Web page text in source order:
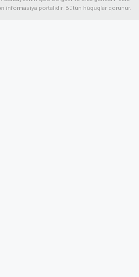
informasiya portalıdır. Bütün hüquqlar qorunur.